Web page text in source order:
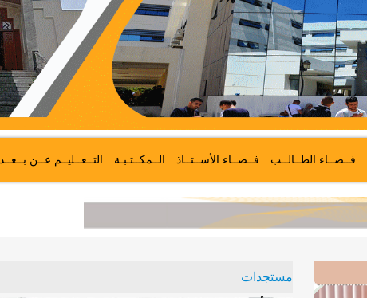
فــضــاء الطــالــب فــضــاء الأســتــاذ الــمكــتـبـة التــعــليــم عــن بــعــد
مستجدات